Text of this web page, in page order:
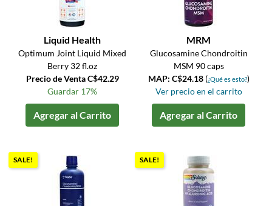
Liquid Health
Optimum Joint Liquid Mixed
Berry 32 fl.oz
Precio de Venta C$42.29
Guardar 17%
Agregar al Carrito
MRM
Glucosamine Chondroitin
MSM 90 caps
MAP: C$24.18 (¿Qué es esto?)
Ver precio en el carrito
Agregar al Carrito
SALE! SALE!